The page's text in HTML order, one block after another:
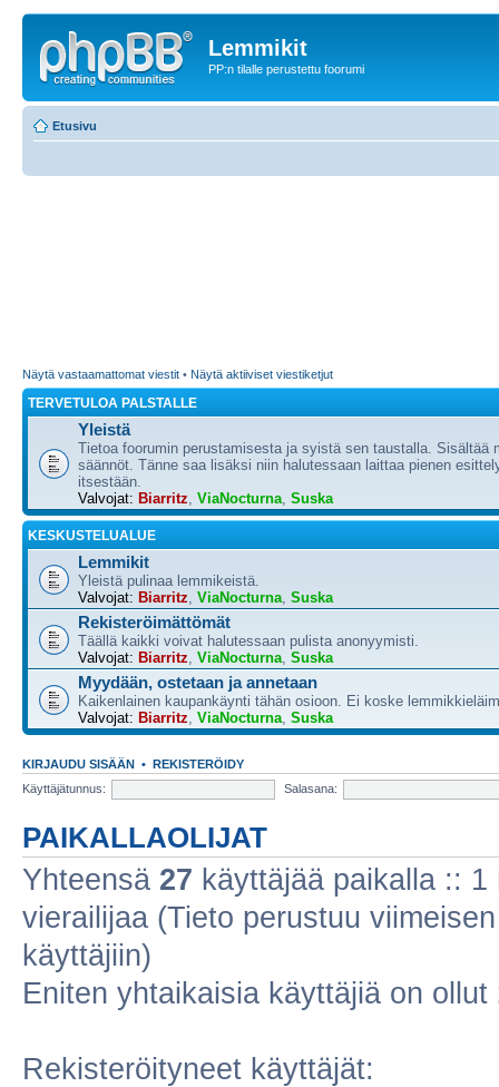
Lemmikit
PP:n tilalle perustettu foorumi
Etusivu
Näytä vastaamattomat viestit • Näytä aktiiviset viestiketjut
TERVETULOA PALSTALLE
Yleistä
Tietoa foorumin perustamisesta ja syistä sen taustalla. Sisältää
säännöt. Tänne saa lisäksi niin halutessaan laittaa pienen
itsestään.
Valvojat: Biarritz, ViaNocturna, Suska
KESKUSTELUALUE
Lemmikit
Yleistä pulinaa lemmikeistä.
Valvojat: Biarritz, ViaNocturna, Suska
Rekisteröimättömät
Täällä kaikki voivat halutessaan pulista anonyymisti.
Valvojat: Biarritz, ViaNocturna, Suska
Myydään, ostetaan ja annetaan
Kaikenlainen kaupankäynti tähän osioon. Ei koske
Valvojat: Biarritz, ViaNocturna, Suska
KIRJAUDU SISÄÄN • REKISTERÖIDY
Käyttäjätunnus:
Salasana:
PAIKALLAOLIJAT
Yhteensä 27 käyttäjää paikalla ::
vierailijaa (Tieto perustuu
käyttäjiin)
Eniten yhtaikaisia käyttäjiä on ollut
Rekisteröityneet käyttäjät: